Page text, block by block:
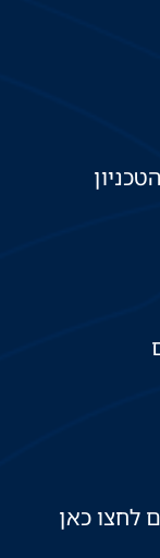
לחצו כאן